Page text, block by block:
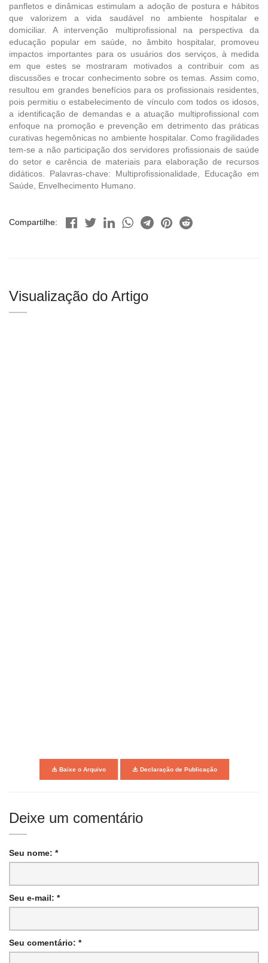
panfletos e dinâmicas estimulam a adoção de postura e hábitos
que valorizem a vida saudável no ambiente hospitalar e
domiciliar. A intervenção multiprofissional na perspectiva da
educação popular em saúde, no âmbito hospitalar, promoveu
impactos importantes para os usuários dos serviços, à medida
em que estes se mostraram motivados a contribuir com as
discussões e trocar conhecimento sobre os temas. Assim como,
resultou em grandes benefícios para os profissionais residentes,
pois permitiu o estabelecimento de vínculo com todos os idosos,
a identificação de demandas e a atuação multiprofissional com
enfoque na promoção e prevenção em detrimento das práticas
curativas hegemônicas no ambiente hospitalar. Como fragilidades
tem-se a não participação dos servidores profissionais de saúde
do setor e carência de materiais para elaboração de recursos
didáticos. Palavras-chave: Multiprofissionalidade, Educação em
Saúde, Envelhecimento Humano.
Compartilhe:
Visualização do Artigo
Baixe o Arquivo Declaração de Publicação
Deixe um comentário
Seu nome: *
Seu e-mail: *
Seu comentário: *